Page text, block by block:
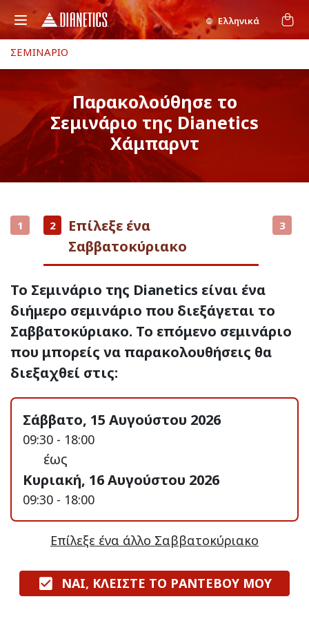
Ελληνικά
ΣΕΜΙΝΑΡΙΟ
Παρακολούθησε το
Σεμινάριο της Dianetics
Χάμπαρντ
1 2
Επίλεξε ένα
Σαββατοκύριακο
3
Το Σεμινάριο της Dianetics είναι ένα
διήμερο σεμινάριο που διεξάγεται το
Σαββατοκύριακο. Το επόμενο σεμινάριο
που μπορείς να παρακολουθήσεις θα
διεξαχθεί στις:
Σάββατο, 15 Αυγούστου 2026
09:30 - 18:00
έως
Κυριακή, 16 Αυγούστου 2026
09:30 - 18:00
Επίλεξε ένα άλλο Σαββατοκύριακο
ΝΑΙ, ΚΛΕΙΣΤΕ ΤΟ ΡΑΝΤΕΒΟΥ ΜΟΥ